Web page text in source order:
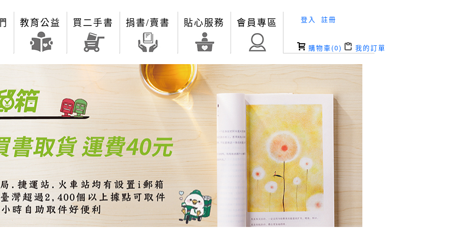
教育公益 買二手書 捐書/賣書 貼心服務 會員專區 登入 註冊
購物車(0) 我的訂單